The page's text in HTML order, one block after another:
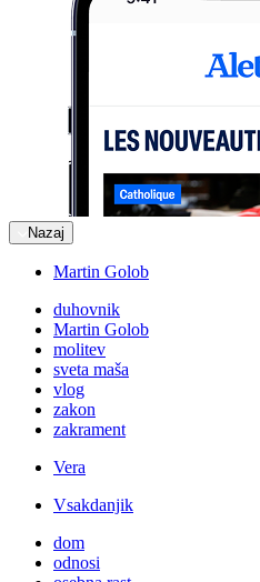
Nazaj
Martin Golob
duhovnik
Martin Golob
molitev
sveta maša
vlog
zakon
zakrament
Vera
Vsakdanjik
dom
odnosi